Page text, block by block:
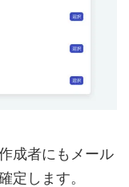
成者にもメール
定します。